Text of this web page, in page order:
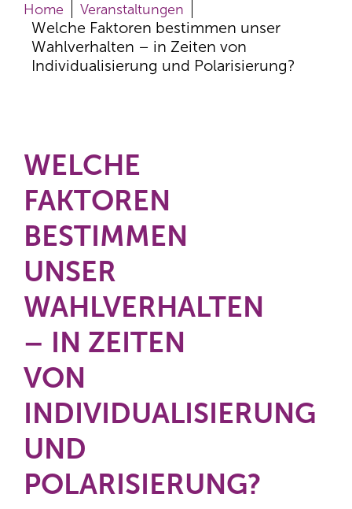
Home Veranstaltungen
Welche Faktoren bestimmen unser
Wahlverhalten – in Zeiten von
Individualisierung und Polarisierung?
WELCHE
FAKTOREN
BESTIMMEN
UNSER
WAHLVERHALTEN
– IN ZEITEN
VON
INDIVIDUALISIERUNG
UND
POLARISIERUNG?